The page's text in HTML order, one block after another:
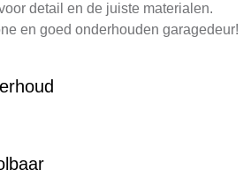
detail en de juiste materialen.
en goed onderhouden garagedeur!